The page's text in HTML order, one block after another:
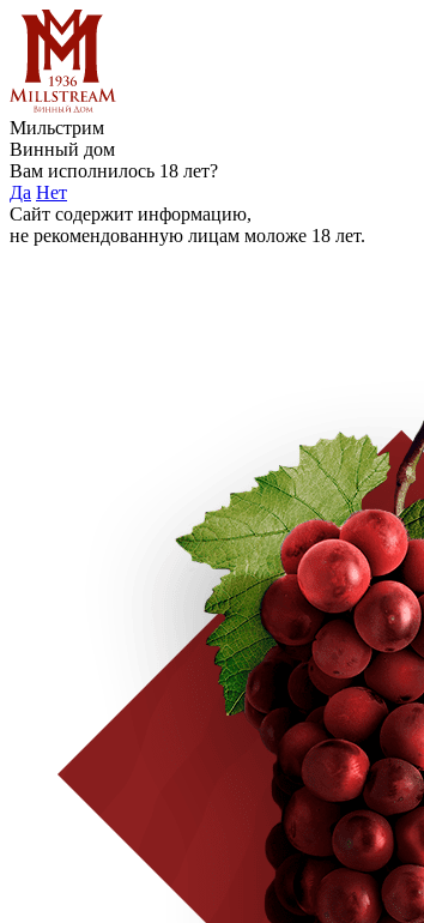
Мильстрим
Винный дом
Вам исполнилось 18 лет?
Да Нет
Сайт содержит информацию,
не рекомендованную лицам моложе 18 лет.